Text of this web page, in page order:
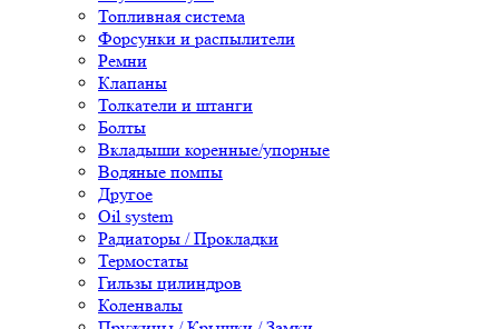
Топливная система
Форсунки и распылители
Ремни
Клапаны
Толкатели и штанги
Болты
Вкладыши коренные/упорные
Водяные помпы
Другое
Oil system
Радиаторы / Прокладки
Термостаты
Гильзы цилиндров
Коленвалы